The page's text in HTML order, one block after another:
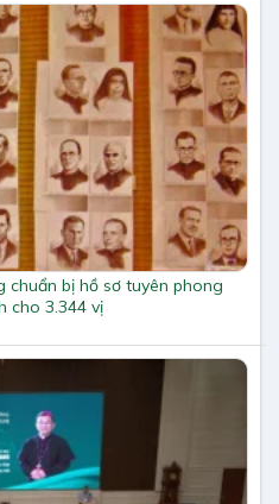
chuẩn bị hồ sơ tuyên phong
cho 3.344 vị